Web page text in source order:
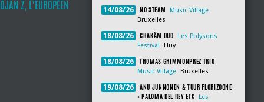
Z, L’EUROPÉEN 14/08/26 NO STEAM
Music Village
Bruxelles
18/08/26 CHAKÂM DUO
Les Polysons
Festival
Huy
18/08/26 THOMAS GRIMMONPREZ TRIO
Music Village Bruxelles
19/08/26
ANU JUNNONEN & TUUR FLORIZOONE
+ PALOMA DEL REY ETC
Les